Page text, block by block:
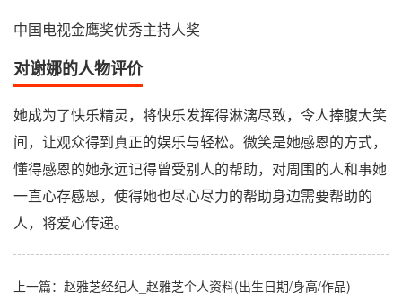
中国电视金鹰奖优秀主持人奖
对谢娜的人物评价
她成为了快乐精灵，将快乐发挥得淋漓尽致，令人捧腹大笑
间，让观众得到真正的娱乐与轻松。微笑是她感恩的方式，
懂得感恩的她永远记得曾受别人的帮助，对周围的人和事她
一直心存感恩，使得她也尽心尽力的帮助身边需要帮助的
人，将爱心传递。
上一篇： 赵雅芝经纪人_赵雅芝个人资料(出生日期/身高/作品)